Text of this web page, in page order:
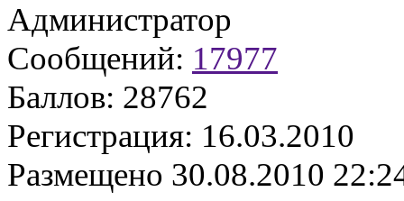
Администратор
Сообщений: 17977
Баллов: 28762
Регистрация: 16.03.2010
Размещено 30.08.2010